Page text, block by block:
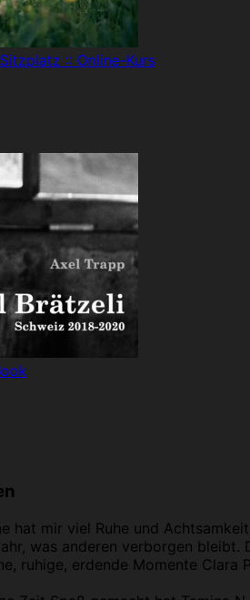
:: Online-Kurs
hat mir viel Ruhe und
was anderen verborgen bleibt.
ruhige, erdende Momente Clara